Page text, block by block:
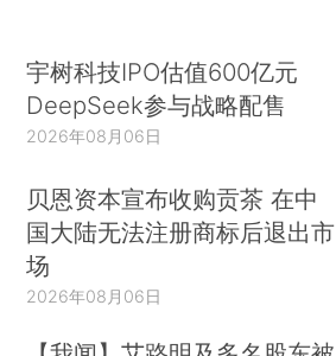
宇树科技IPO估值600亿元
DeepSeek参与战略配售
2026年08月06日
贝恩资本宣布收购贡茶 在中
国大陆无法注册商标后退出市
场
2026年08月06日